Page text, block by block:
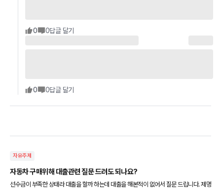
0 0답글 달기
0 0답글 달기
자유주제
자동차 구매위해 대출관련 질문 드려도 되나요?
선수금이 부족한 상태라 대출을 할까 하는데 대출을 해본적이 없어서 질문 드립니다. 제명